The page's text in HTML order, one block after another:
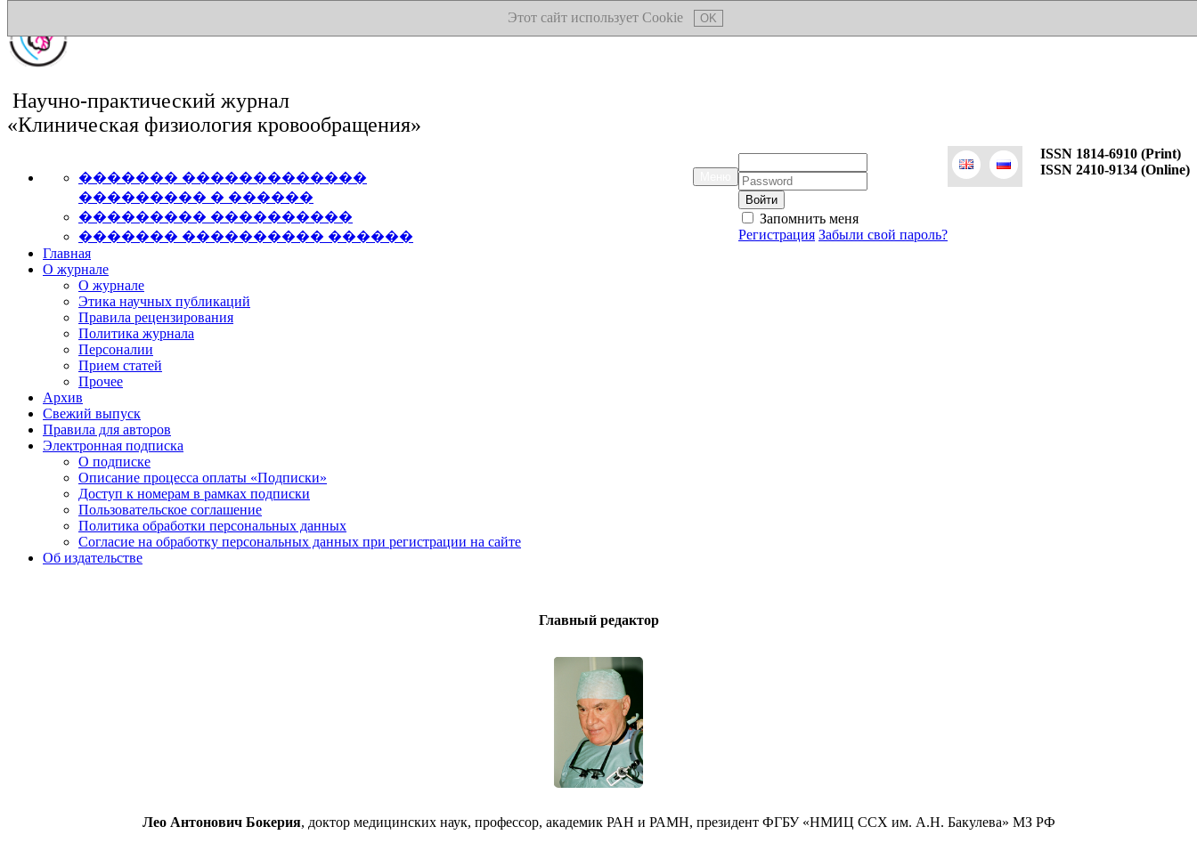
Этот сайт использует Cookie OK
Научно-практический журнал
«Клиническая физиология кровообращения»
ISSN 1814-6910 (Print)
ISSN 2410-9134 (Online)
Пароль:
Запомнить меня
Регистрация Забыли свой пароль?
������� �������������
��������� � ������
��������� ����������
������� ���������� ������
Главная
О журнале
О журнале
Этика научных публикаций
Правила рецензирования
Политика журнала
Персоналии
Прием статей
Прочее
Архив
Свежий выпуск
Правила для авторов
Электронная подписка
О подписке
Описание процесса оплаты «Подписки»
Доступ к номерам в рамках подписки
Пользовательское соглашение
Политика обработки персональных данных
Согласие на обработку персональных данных при регистрации на сайте
Об издательстве
Главный редактор
Лео Антонович Бокерия, доктор медицинских наук, профессор, академик РАН и РАМН, президент ФГБУ «НМИЦ ССХ им. А.Н. Бакулева» МЗ РФ